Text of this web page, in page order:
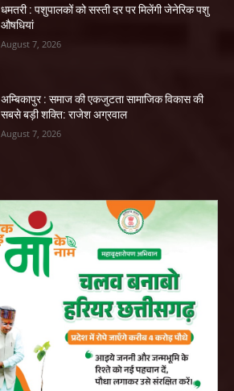
धमतरी : पशुपालकों को सस्ती दर पर मिलेंगी जेनेरिक पशु
औषधियां
August 7, 2026
अम्बिकापुर : समाज की एकजुटता सामाजिक विकास की
सबसे बड़ी शक्ति: राजेश अग्रवाल
August 7, 2026